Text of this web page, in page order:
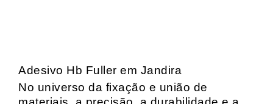
Adesivo Hb Fuller em Jandira
No universo da fixação e união de